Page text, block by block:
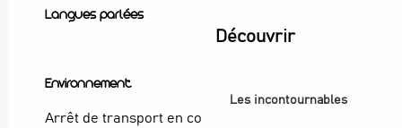
Découvrir
Les incontournables
Langues parlées
Langues parlées
Environnement
Environnement
Arrêt de transport en commun à moins de 500